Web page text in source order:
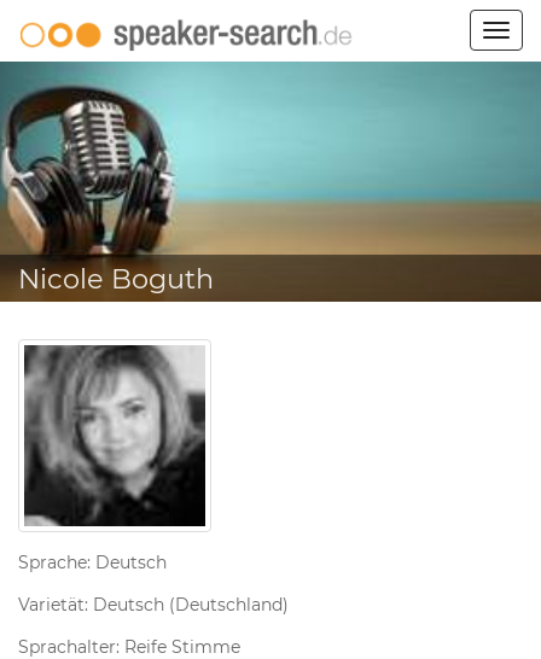
Nicole Boguth
Sprache: Deutsch
Varietät: Deutsch (Deutschland)
Sprachalter: Reife Stimme